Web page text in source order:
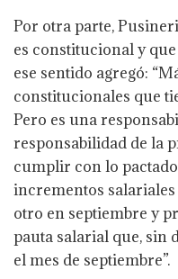
Por otra parte,
es constitucional y
ese sentido agregó:
constitucionales que
Pero es una
responsabilidad de la
cumplir con lo
incrementos salariales
otro en septiembre y
pauta salarial que, sin
el mes de septiembre”.